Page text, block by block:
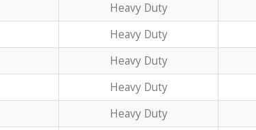
Heavy Duty
Heavy Duty
Heavy Duty
Heavy Duty
Heavy Duty